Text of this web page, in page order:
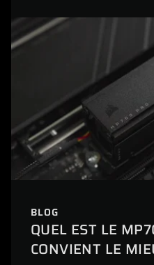
BLOG
QUEL EST LE
CONVIENT LE